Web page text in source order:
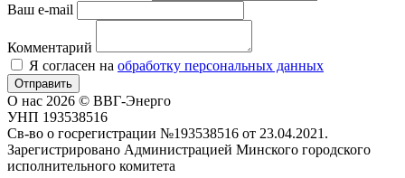
Ваш e-mail
Комментарий
Я согласен на обработку персональных данных
Отправить
О нас 2026 © ВВГ-Энерго
УНП 193538516
Св-во о госрегистрации №193538516 от 23.04.2021.
Зарегистрировано Администрацией Минского городского
исполнительного комитета